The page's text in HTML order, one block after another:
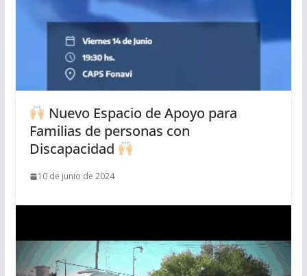
Nuevo Espacio de Apoyo para
Familias de personas con
Discapacidad
10 de junio de 2024